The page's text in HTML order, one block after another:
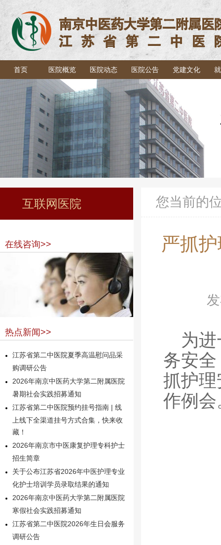
首页 医院概览 医院动态 医院公告 党建文化
互联网医院
在线咨询>>
热点新闻>>
江苏省第二中医院夏季高温慰问品采
购调研公告
2026年南京中医药大学第二附属医院
暑期社会实践招募通知
江苏省第二中医院预约挂号指南 | 线
上线下全渠道挂号方式合集，快来收
藏！
2026年南京市中医康复护理专科护士
招生简章
关于公布江苏省2026年中医护理专业
化护士培训学员录取结果的通知
2026年南京中医药大学第二附属医院
寒假社会实践招募通知
江苏省第二中医院2026年生日会服务
调研公告
您当前的
严抓
为
务安全
抓护
作例会